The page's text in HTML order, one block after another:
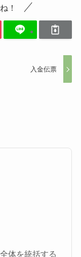
！
入金伝票
体を統括する